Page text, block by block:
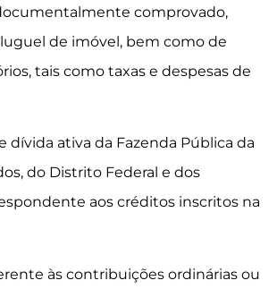
comprovado,
de imóvel, bem como de
tais como taxas e despesas de
dívida ativa da Fazenda Pública da
do Distrito Federal e dos
aos créditos inscritos na
às contribuições ordinárias ou